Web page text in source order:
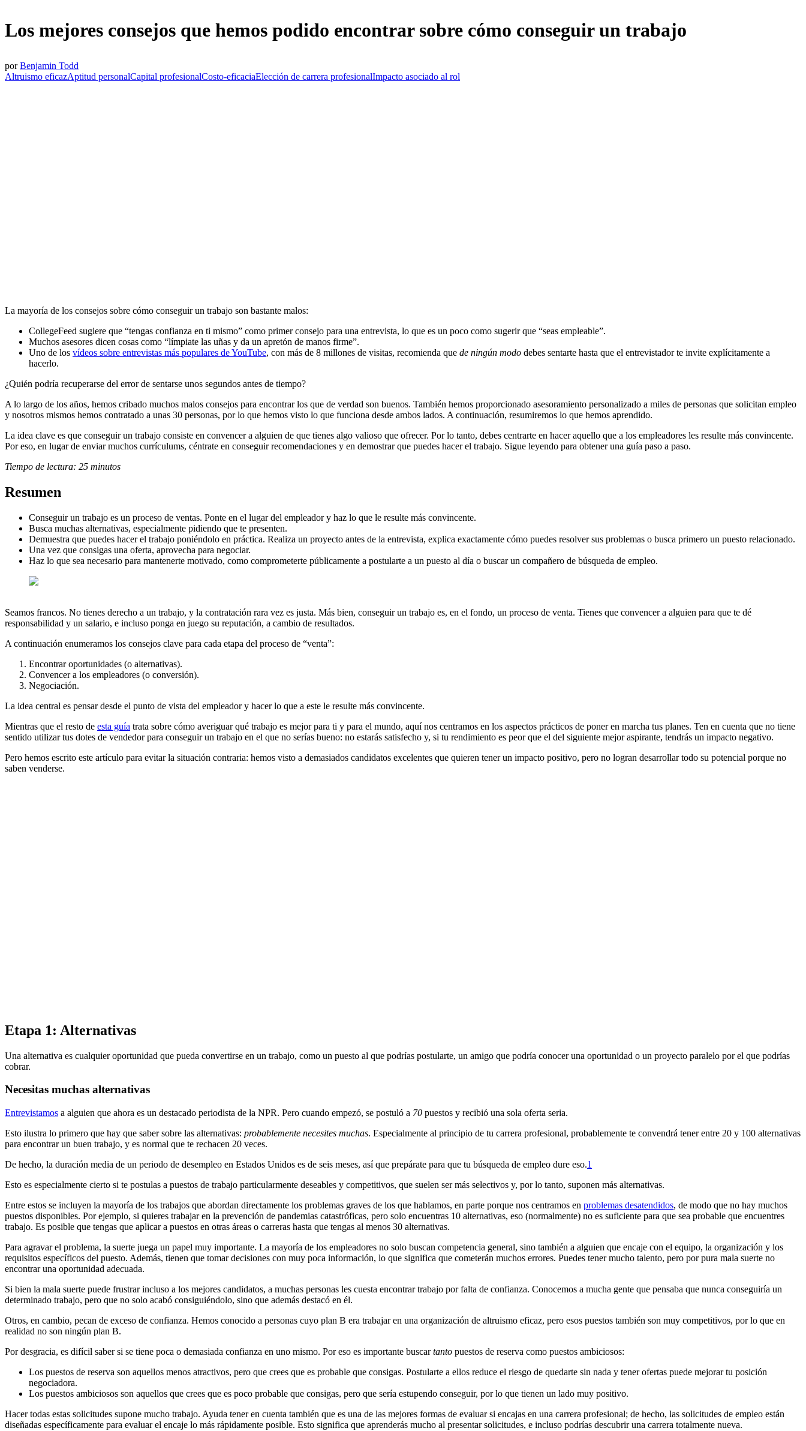
Los mejores consejos que hemos podido encontrar sobre cómo conseguir un trabajo
por Benjamin Todd
Altruismo eficazAptitud personalCapital profesionalCosto-eficaciaElección de carrera profesionalImpacto asociado al rol
La mayoría de los consejos sobre cómo conseguir un trabajo son bastante malos:
CollegeFeed sugiere que “tengas confianza en ti mismo” como primer consejo para una entrevista, lo que es un poco como sugerir que “seas empleable”.
Muchos asesores dicen cosas como “límpiate las uñas y da un apretón de manos firme”.
Uno de los vídeos sobre entrevistas más populares de YouTube, con más de 8 millones de visitas, recomienda que de ningún modo debes sentarte hasta que el entrevistador te invite explícitamente a
hacerlo.
¿Quién podría recuperarse del error de sentarse unos segundos antes de tiempo?
A lo largo de los años, hemos cribado muchos malos consejos para encontrar los que de verdad son buenos. También hemos proporcionado asesoramiento personalizado a miles de personas que solicitan empleo
y nosotros mismos hemos contratado a unas 30 personas, por lo que hemos visto lo que funciona desde ambos lados. A continuación, resumiremos lo que hemos aprendido.
La idea clave es que conseguir un trabajo consiste en convencer a alguien de que tienes algo valioso que ofrecer. Por lo tanto, debes centrarte en hacer aquello que a los empleadores les resulte más convincente.
Por eso, en lugar de enviar muchos currículums, céntrate en conseguir recomendaciones y en demostrar que puedes hacer el trabajo. Sigue leyendo para obtener una guía paso a paso.
Tiempo de lectura: 25 minutos
Resumen
Conseguir un trabajo es un proceso de ventas. Ponte en el lugar del empleador y haz lo que le resulte más convincente.
Busca muchas alternativas, especialmente pidiendo que te presenten.
Demuestra que puedes hacer el trabajo poniéndolo en práctica. Realiza un proyecto antes de la entrevista, explica exactamente cómo puedes resolver sus problemas o busca primero un puesto relacionado.
Una vez que consigas una oferta, aprovecha para negociar.
Haz lo que sea necesario para mantenerte motivado, como comprometerte públicamente a postularte a un puesto al día o buscar un compañero de búsqueda de empleo.
Seamos francos. No tienes derecho a un trabajo, y la contratación rara vez es justa. Más bien, conseguir un trabajo es, en el fondo, un proceso de venta. Tienes que convencer a alguien para que te dé
responsabilidad y un salario, e incluso ponga en juego su reputación, a cambio de resultados.
A continuación enumeramos los consejos clave para cada etapa del proceso de “venta”:
Encontrar oportunidades (o alternativas).
Convencer a los empleadores (o conversión).
Negociación.
La idea central es pensar desde el punto de vista del empleador y hacer lo que a este le resulte más convincente.
Mientras que el resto de esta guía trata sobre cómo averiguar qué trabajo es mejor para ti y para el mundo, aquí nos centramos en los aspectos prácticos de poner en marcha tus planes. Ten en cuenta que no tiene
sentido utilizar tus dotes de vendedor para conseguir un trabajo en el que no serías bueno: no estarás satisfecho y, si tu rendimiento es peor que el del siguiente mejor aspirante, tendrás un impacto negativo.
Pero hemos escrito este artículo para evitar la situación contraria: hemos visto a demasiados candidatos excelentes que quieren tener un impacto positivo, pero no logran desarrollar todo su potencial porque no
saben venderse.
Etapa 1: Alternativas
Una alternativa es cualquier oportunidad que pueda convertirse en un trabajo, como un puesto al que podrías postularte, un amigo que podría conocer una oportunidad o un proyecto paralelo por el que podrías
cobrar.
Necesitas muchas alternativas
Entrevistamos a alguien que ahora es un destacado periodista de la NPR. Pero cuando empezó, se postuló a 70 puestos y recibió una sola oferta seria.
Esto ilustra lo primero que hay que saber sobre las alternativas: probablemente necesites muchas. Especialmente al principio de tu carrera profesional, probablemente te convendrá tener entre 20 y 100 alternativas
para encontrar un buen trabajo, y es normal que te rechacen 20 veces.
De hecho, la duración media de un periodo de desempleo en Estados Unidos es de seis meses, así que prepárate para que tu búsqueda de empleo dure eso.⁠1
Esto es especialmente cierto si te postulas a puestos de trabajo particularmente deseables y competitivos, que suelen ser más selectivos y, por lo tanto, suponen más alternativas.
Entre estos se incluyen la mayoría de los trabajos que abordan directamente los problemas graves de los que hablamos, en parte porque nos centramos en problemas desatendidos, de modo que no hay muchos
puestos disponibles. Por ejemplo, si quieres trabajar en la prevención de pandemias catastróficas, pero solo encuentras 10 alternativas, eso (normalmente) no es suficiente para que sea probable que encuentres
trabajo. Es posible que tengas que aplicar a puestos en otras áreas o carreras hasta que tengas al menos 30 alternativas.
Para agravar el problema, la suerte juega un papel muy importante. La mayoría de los empleadores no solo buscan competencia general, sino también a alguien que encaje con el equipo, la organización y los
requisitos específicos del puesto. Además, tienen que tomar decisiones con muy poca información, lo que significa que cometerán muchos errores. Puedes tener mucho talento, pero por pura mala suerte no
encontrar una oportunidad adecuada.
Si bien la mala suerte puede frustrar incluso a los mejores candidatos, a muchas personas les cuesta encontrar trabajo por falta de confianza. Conocemos a mucha gente que pensaba que nunca conseguiría un
determinado trabajo, pero que no solo acabó consiguiéndolo, sino que además destacó en él.
Otros, en cambio, pecan de exceso de confianza. Hemos conocido a personas cuyo plan B era trabajar en una organización de altruismo eficaz, pero esos puestos también son muy competitivos, por lo que en
realidad no son ningún plan B.
Por desgracia, es difícil saber si se tiene poca o demasiada confianza en uno mismo. Por eso es importante buscartanto puestos de reserva como puestos ambiciosos:
Los puestos de reserva son aquellos menos atractivos, pero que crees que es probable que consigas. Postularte a ellos reduce el riesgo de quedarte sin nada y tener ofertas puede mejorar tu posición
negociadora.
Los puestos ambiciosos son aquellos que crees que es poco probable que consigas, pero que sería estupendo conseguir, por lo que tienen un lado muy positivo.
Hacer todas estas solicitudes supone mucho trabajo. Ayuda tener en cuenta también que es una de las mejores formas de evaluar si encajas en una carrera profesional; de hecho, las solicitudes de empleo están
diseñadas específicamente para evaluar el encaje lo más rápidamente posible. Esto significa que aprenderás mucho al presentar solicitudes, e incluso podrías descubrir una carrera totalmente nueva.